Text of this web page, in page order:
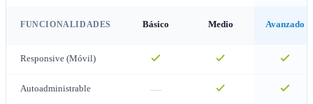
FUNCIONALIDADES Básico Medio Avanzado
Responsive (Móvil)
Autoadministrable —